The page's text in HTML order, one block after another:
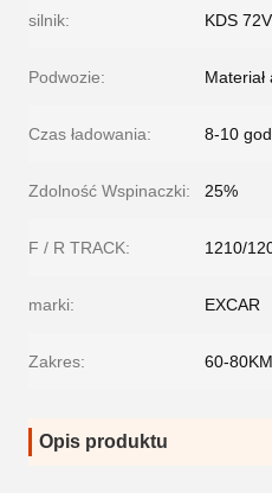
silnik: KDS
Podwozie:
Czas ładowania: 8-10
Zdolność Wspinaczki: 25%
F / R TRACK: 1210/
marki: EXCAR
Zakres: 60-80KM
Opis produktu